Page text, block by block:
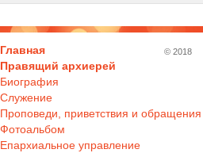
Главная
Правящий архиерей
Биография
Служение
Проповеди, приветствия и обращения
Фотоальбом
Епархиальное управление
© 2018